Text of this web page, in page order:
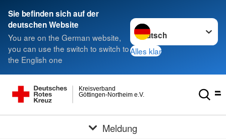
Sie befinden sich auf der
deutschen Website
You are on the German website,
you can use the switch to switch to
the English one
Sprache wechseln zu
Alles klar
Göttingen-Northeim e.V.
Kreisverband
Meldung